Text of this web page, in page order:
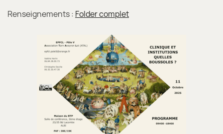
Renseignements : Folder complet